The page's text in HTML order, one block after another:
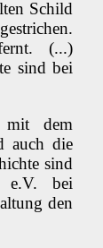
Schild
(...)
sind bei
mit dem
auch die
sind
e.V. bei
den